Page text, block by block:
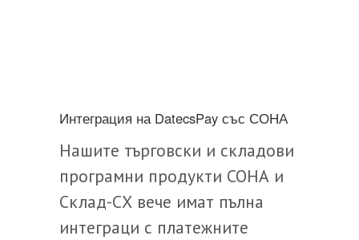
Интеграция на DatecsPay със СОНА
Нашите търговски и складови
програмни продукти СОНА и
Склад-СХ вече имат пълна
интеграци с платежните